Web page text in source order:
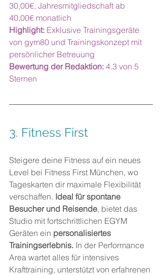
30,00€, Jahresmitgliedschaft ab
40,00€ monatlich
Highlight: Exklusive Trainingsgeräte
von gym80 und Trainingskonzept mit
persönlicher Betreuung
Bewertung der Redaktion: 4.3 von 5
Sternen
3. Fitness First
Steigere deine Fitness auf ein neues
Level bei Fitness First München, wo
Tageskarten dir maximale Flexibilität
verschaffen. Ideal für spontane
Besucher und Reisende, bietet das
Studio mit fortschrittlichen EGYM
Geräten ein personalisiertes
Trainingserlebnis. In der Performance
Area wartet alles für intensives
Krafttraining, unterstützt von erfahrenen